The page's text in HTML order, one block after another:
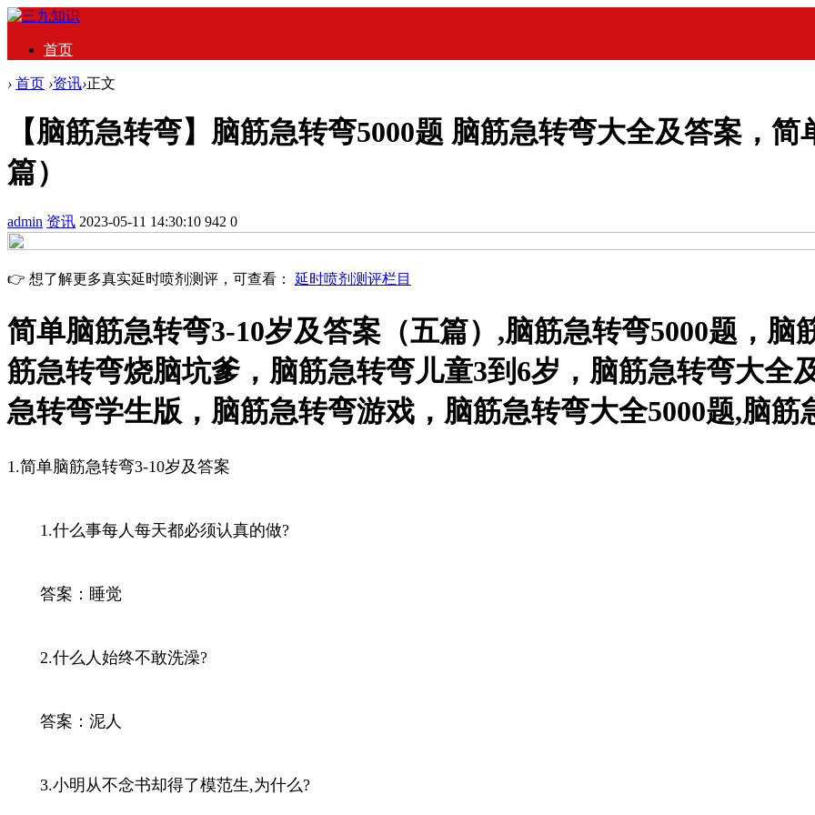
首页
› 首页 ›资讯›正文
【脑筋急转弯】脑筋急转弯5000题 脑筋急转弯大全及答案，
篇）
admin 资讯 2023-05-11 14:30:10 942 0
👉 想了解更多真实延时喷剂测评，可查看： 延时喷剂测评栏目
简单脑筋急转弯3-10岁及答案（五篇）,脑筋急转弯5000题，
筋急转弯烧脑坑爹，脑筋急转弯儿童3到6岁，脑筋急转弯大全
急转弯学生版，脑筋急转弯游戏，脑筋急转弯大全5000题,脑筋
1.简单脑筋急转弯3-10岁及答案
1.什么事每人每天都必须认真的做?
答案：睡觉
2.什么人始终不敢洗澡?
答案：泥人
3.小明从不念书却得了模范生,为什么?